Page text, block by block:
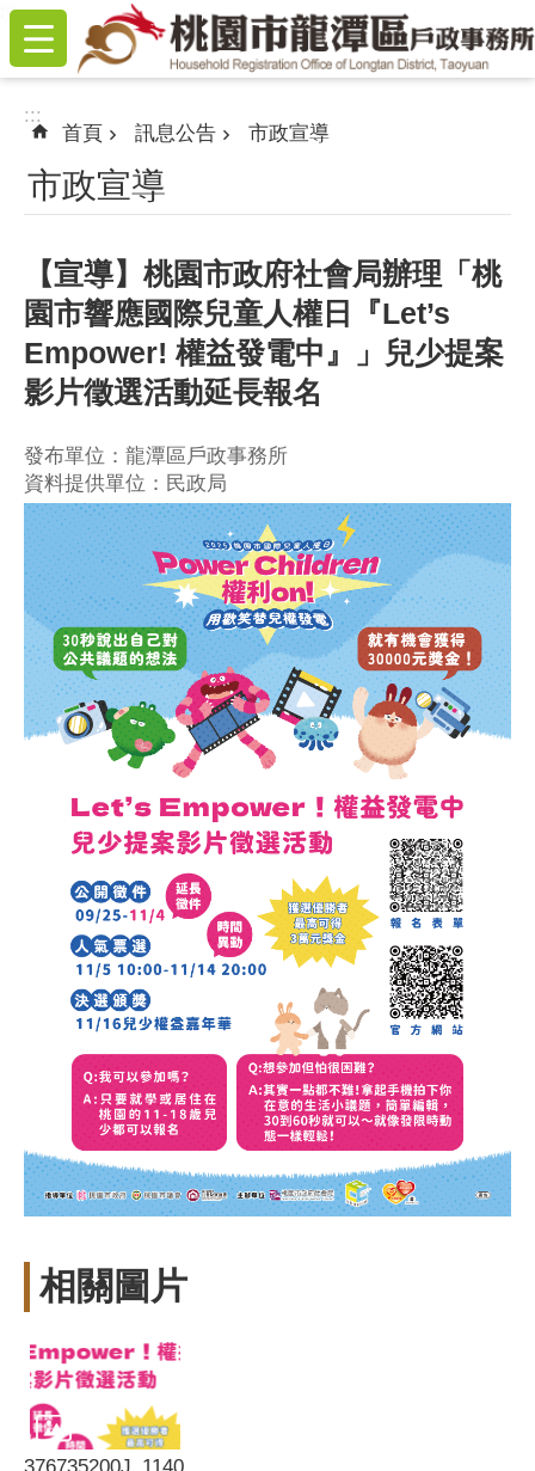
跳到主要內容區塊
:::
:::
首頁 訊息公告 市政宣導
市政宣導
【宣導】桃園市政府社會局辦理「桃
園市響應國際兒童人權日『Let’s
Empower! 權益發電中』」兒少提案
影片徵選活動延長報名
發布單位：龍潭區戶政事務所
資料提供單位：民政局
相關圖片